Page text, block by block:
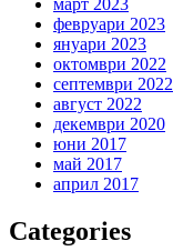
март 2023
февруари 2023
януари 2023
октомври 2022
септември 2022
август 2022
декември 2020
юни 2017
май 2017
април 2017
Categories